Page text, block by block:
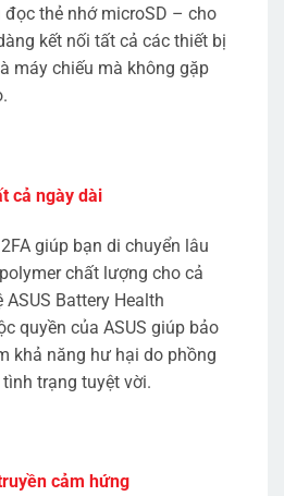
thẻ nhớ microSD – cho
kết nối tất cả các thiết bị
máy chiếu mà không gặp
cả ngày dài
giúp bạn di chuyển lâu
chất lượng cho cả
Battery Health
quyền của ASUS giúp bảo
khả năng hư hại do phồng
trạng tuyệt vời.
cảm hứng